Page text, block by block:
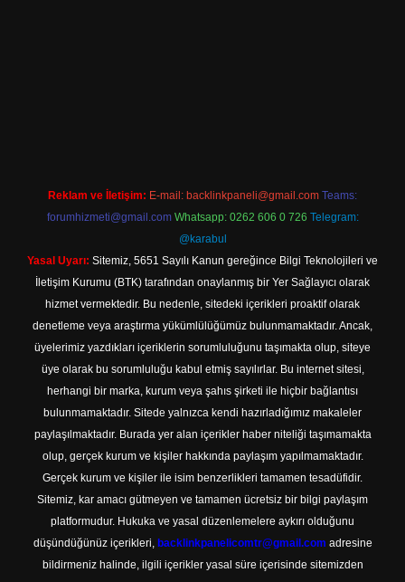
Reklam ve İletişim: E-mail: backlinkpaneli@gmail.com Teams:
forumhizmeti@gmail.com Whatsapp: 0262 606 0 726 Telegram:
@karabul
Yasal Uyarı: Sitemiz, 5651 Sayılı Kanun gereğince Bilgi Teknolojileri ve
İletişim Kurumu (BTK) tarafından onaylanmış bir Yer Sağlayıcı olarak
hizmet vermektedir. Bu nedenle, sitedeki içerikleri proaktif olarak
denetleme veya araştırma yükümlülüğümüz bulunmamaktadır. Ancak,
üyelerimiz yazdıkları içeriklerin sorumluluğunu taşımakta olup, siteye
üye olarak bu sorumluluğu kabul etmiş sayılırlar. Bu internet sitesi,
herhangi bir marka, kurum veya şahıs şirketi ile hiçbir bağlantısı
bulunmamaktadır. Sitede yalnızca kendi hazırladığımız makaleler
paylaşılmaktadır. Burada yer alan içerikler haber niteliği taşımamakta
olup, gerçek kurum ve kişiler hakkında paylaşım yapılmamaktadır.
Gerçek kurum ve kişiler ile isim benzerlikleri tamamen tesadüfidir.
Sitemiz, kar amacı gütmeyen ve tamamen ücretsiz bir bilgi paylaşım
platformudur. Hukuka ve yasal düzenlemelere aykırı olduğunu
düşündüğünüz içerikleri, backlinkpanelicomtr@gmail.com adresine
bildirmeniz halinde, ilgili içerikler yasal süre içerisinde sitemizden